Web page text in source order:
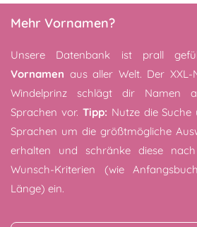
Mehr Vornamen?
Unsere Datenbank ist prall
Vornamen aus aller Welt. Der
Windelprinz schlägt dir Namen
Sprachen vor. Tipp: Nutze die
Sprachen um die größtmögliche
erhalten und schränke diese
Wunsch-Kriterien (wie
Länge) ein.